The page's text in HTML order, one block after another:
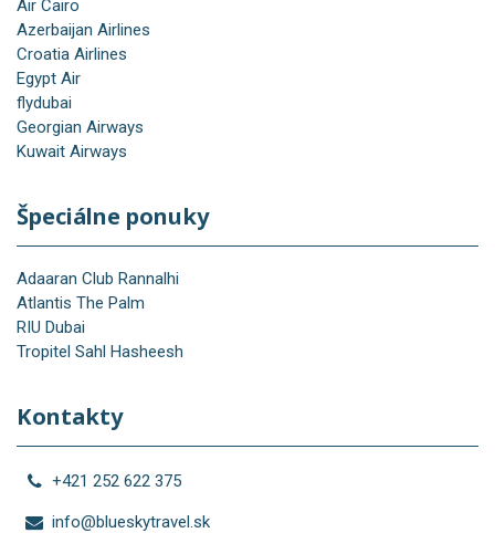
Air Cairo
Azerbaijan Airlines
Croatia Airlines
Egypt Air
flydubai
Georgian Airways
Kuwait Airways
Špeciálne ponuky
Adaaran Club Rannalhi
Atlantis The Palm
RIU Dubai
Tropitel Sahl Hasheesh
Kontakty
+421 252 622 375
info@blueskytravel.sk